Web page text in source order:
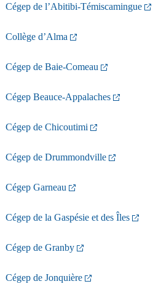
Cégep de l’Abitibi-Témiscamingue
Collège d’Alma
Cégep de Baie-Comeau
Cégep Beauce-Appalaches
Cégep de Chicoutimi
Cégep de Drummondville
Cégep Garneau
Cégep de la Gaspésie et des Îles
Cégep de Granby
Cégep de Jonquière